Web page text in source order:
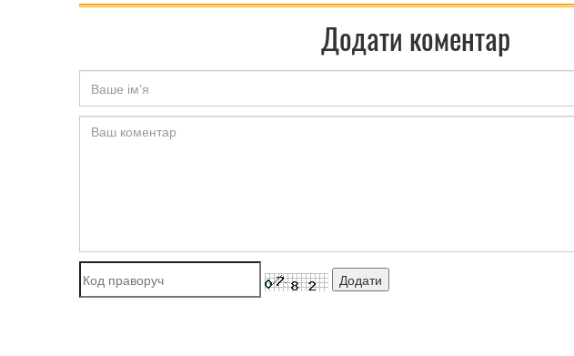
Додати коментар